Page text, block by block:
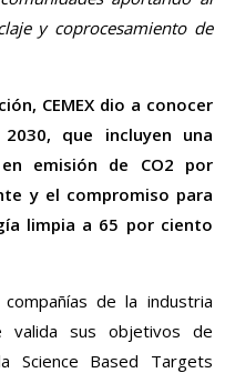
y coprocesamiento de
CEMEX dio a conocer
que incluyen una
emisión de CO2 por
y el compromiso para
limpia a 65 por ciento
de la industria
valida sus objetivos de
Science Based Targets